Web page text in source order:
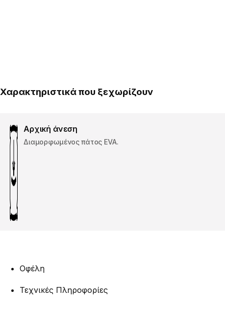
Χαρακτηριστικά που ξεχωρίζουν
Αρχική άνεση
Διαμορφωμένος πάτος EVA.
Οφέλη
Τεχνικές Πληροφορίες